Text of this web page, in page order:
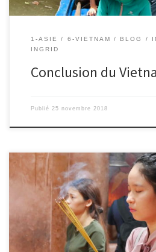
1-ASIE 6-VIETNAM BLOG
INGRID
Conclusion du
Publié 25 novembre 2018
Le 23/11/2018 – Ingrid. Voici
nous, ce qui n’est pas coutume.